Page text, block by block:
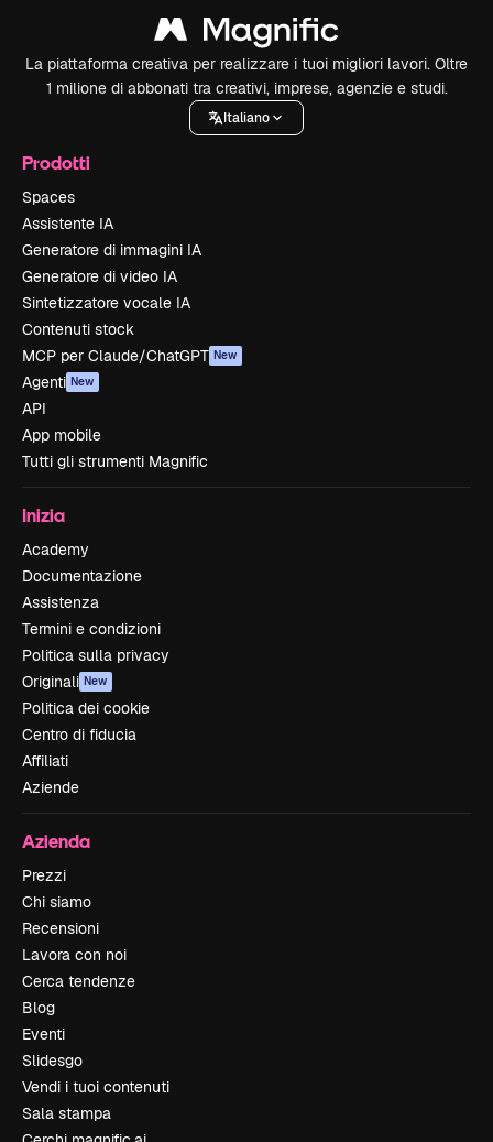
La piattaforma creativa per realizzare i tuoi migliori lavori. Oltre
1 milione di abbonati tra creativi, imprese, agenzie e studi.
Italiano
Prodotti
Spaces
Assistente IA
Generatore di immagini IA
Generatore di video IA
Sintetizzatore vocale IA
Contenuti stock
MCP per Claude/ChatGPT New
Agenti New
API
App mobile
Tutti gli strumenti Magnific
Inizia
Academy
Documentazione
Assistenza
Termini e condizioni
Politica sulla privacy
Originali New
Politica dei cookie
Centro di fiducia
Affiliati
Aziende
Azienda
Prezzi
Chi siamo
Recensioni
Lavora con noi
Cerca tendenze
Blog
Eventi
Slidesgo
Vendi i tuoi contenuti
Sala stampa